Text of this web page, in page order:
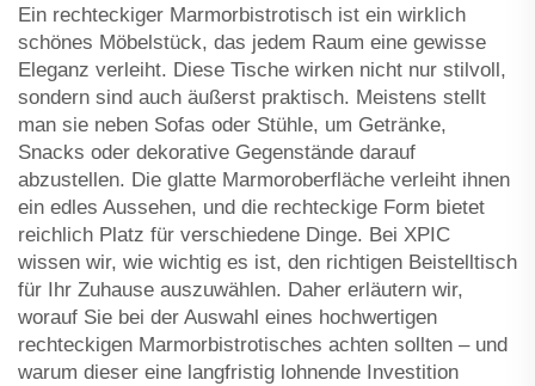
Ein rechteckiger Marmorbistrotisch ist ein wirklich
schönes Möbelstück, das jedem Raum eine gewisse
Eleganz verleiht. Diese Tische wirken nicht nur stilvoll,
sondern sind auch äußerst praktisch. Meistens stellt
man sie neben Sofas oder Stühle, um Getränke,
Snacks oder dekorative Gegenstände darauf
abzustellen. Die glatte Marmoroberfläche verleiht ihnen
ein edles Aussehen, und die rechteckige Form bietet
reichlich Platz für verschiedene Dinge. Bei XPIC
wissen wir, wie wichtig es ist, den richtigen Beistelltisch
für Ihr Zuhause auszuwählen. Daher erläutern wir,
worauf Sie bei der Auswahl eines hochwertigen
rechteckigen Marmorbistrotisches achten sollten – und
warum dieser eine langfristig lohnende Investition